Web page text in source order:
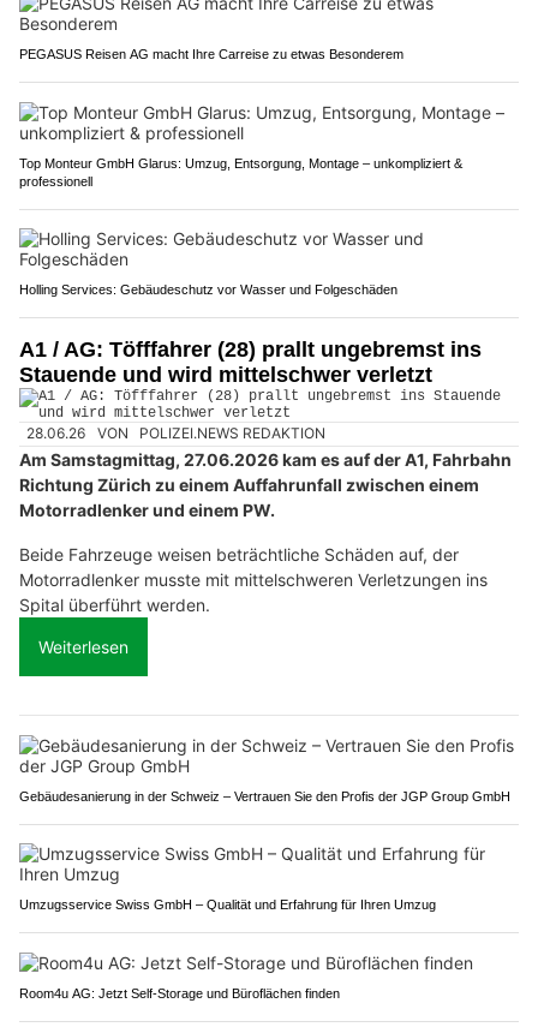
PEGASUS Reisen AG macht Ihre Carreise zu etwas Besonderem
Top Monteur GmbH Glarus: Umzug, Entsorgung, Montage – unkompliziert &
professionell
Holling Services: Gebäudeschutz vor Wasser und Folgeschäden
A1 / AG: Töfffahrer (28) prallt ungebremst ins
Stauende und wird mittelschwer verletzt
28.06.26 VON POLIZEI.NEWS REDAKTION
Am Samstagmittag, 27.06.2026 kam es auf der A1, Fahrbahn
Richtung Zürich zu einem Auffahrunfall zwischen einem
Motorradlenker und einem PW.
Beide Fahrzeuge weisen beträchtliche Schäden auf, der
Motorradlenker musste mit mittelschweren Verletzungen ins
Spital überführt werden.
Weiterlesen
Gebäudesanierung in der Schweiz – Vertrauen Sie den Profis der JGP Group GmbH
Umzugsservice Swiss GmbH – Qualität und Erfahrung für Ihren Umzug
Room4u AG: Jetzt Self-Storage und Büroflächen finden